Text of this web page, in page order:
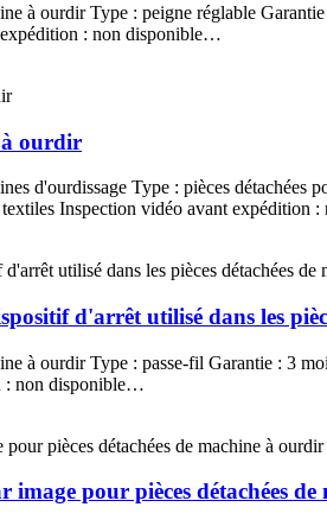
à ourdir Type : peigne réglable
expédition : non disponible…
à ourdir
d'ourdissage Type : pièces détachées
textiles Inspection vidéo avant expédition
d'arrêt utilisé dans les
à ourdir Type : passe-fil Garantie : 3
: non disponible…
pour pièces détachées